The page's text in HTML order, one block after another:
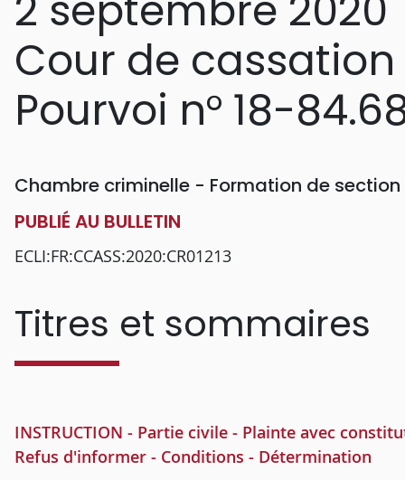
Cour de cassation
Pourvoi n° 18-
Chambre criminelle - Formation de section
PUBLIÉ AU BULLETIN
ECLI:FR:CCASS:2020:CR01213
Titres et sommaires
INSTRUCTION - Partie civile - Plainte avec
Refus d'informer - Conditions - Détermination